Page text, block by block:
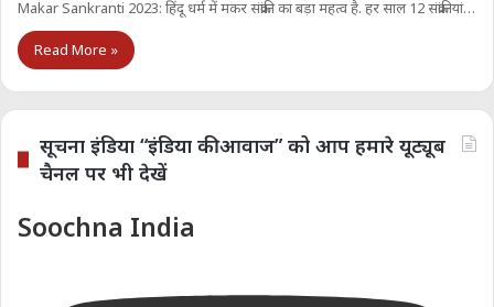
Makar Sankranti 2023: हिंदू धर्म में मकर संक्रांति का बड़ा महत्व है. हर साल 12 संक्रांतियां…
Read More »
सूचना इंडिया “इंडिया की आवाज” को आप हमारे यूट्यूब
चैनल पर भी देखें
Soochna India